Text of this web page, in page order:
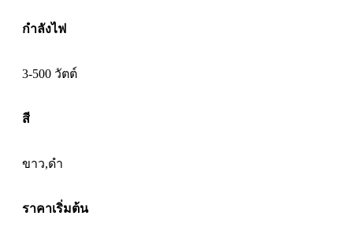
กำลังไฟ
3-500 วัตต์
สี
ขาว,ดำ
ราคาเริ่มต้น